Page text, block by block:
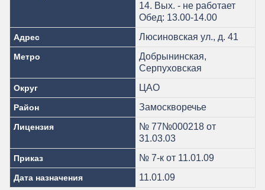
14. Вых. - не работает
Обед: 13.00-14.00
Адрес Люсиновская ул., д. 41
Метро
Добрынинская,
Серпуховская
Округ ЦАО
Район Замоскворечье
Лицензия
№ 77№000218 от
31.03.03
Приказ № 7-к от 11.01.09
Дата назначения 11.01.09